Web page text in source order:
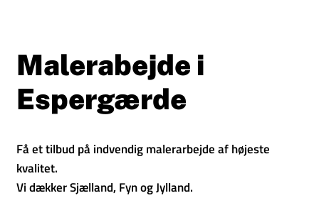
Malerabejde i
Espergærde
Få et tilbud på indvendig malerarbejde af højeste
kvalitet.
Vi dækker Sjælland, Fyn og Jylland.